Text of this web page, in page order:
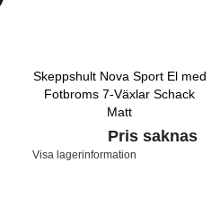
Skeppshult Nova Sport El med
Fotbroms 7-Växlar Schack
Matt
Pris saknas
Visa lagerinformation